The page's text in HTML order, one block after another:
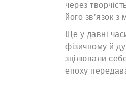
через
його зв’язок
Ще у давні
фізичному й
зцілювали
епоху